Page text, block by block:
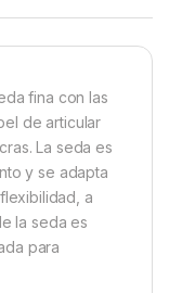
fina con las
de articular
La seda es
y se adapta
a
la seda es
para